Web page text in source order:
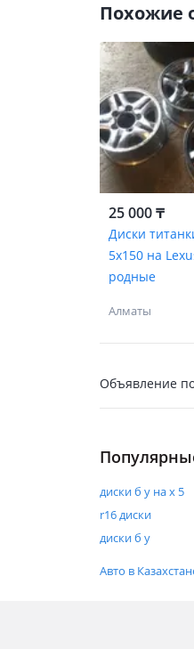
Похожие
25 000 ₸
Диски
5x150 на
родные
Алматы
Объявление
диски б у на х 5
r16 диски
диски б у
Авто в